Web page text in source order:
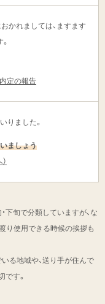
かれましては、ますます
定の報告
りました。
ましょう
下旬で分類していますが、な
り使用できる時候の挨拶も
る地域や、送り手が住んで
です。